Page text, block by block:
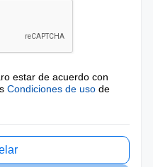
estar de acuerdo con
Condiciones de uso de